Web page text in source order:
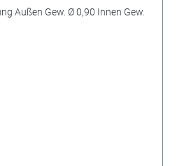
Außen Gew. Ø 0,90 Innen Gew.